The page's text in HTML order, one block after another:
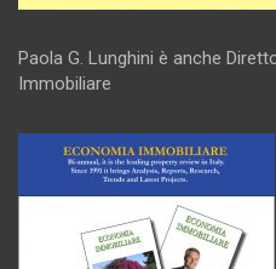
Paola G. Lunghini è anche
Immobiliare